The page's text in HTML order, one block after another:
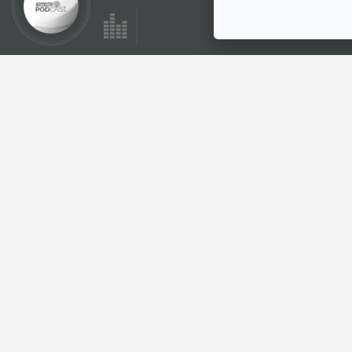
ตอนที่เกี่ยวข้อง